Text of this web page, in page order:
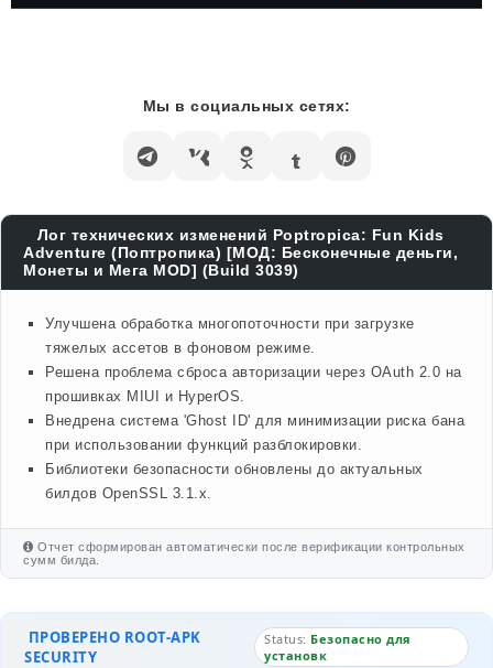
Мы в социальных сетях:
Лог технических изменений Poptropica: Fun Kids
Adventure (Поптропика) [МОД: Бесконечные деньги,
Монеты и Мега MOD] (Build 3039)
Улучшена обработка многопоточности при загрузке
тяжелых ассетов в фоновом режиме.
Решена проблема сброса авторизации через OAuth 2.0 на
прошивках MIUI и HyperOS.
Внедрена система 'Ghost ID' для минимизации риска бана
при использовании функций разблокировки.
Библиотеки безопасности обновлены до актуальных
билдов OpenSSL 3.1.x.
Отчет сформирован автоматически после верификации контрольных
сумм билда.
ПРОВЕРЕНО ROOT-APK
SECURITY
Status: Безопасно для
установк